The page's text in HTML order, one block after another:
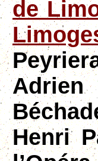
de
Henri